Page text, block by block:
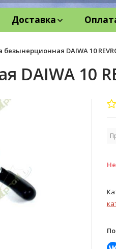
Доставка
безынерционная DAIWA 10
10